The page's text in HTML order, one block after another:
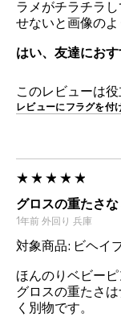
ラメがチラチラ
せないと画像の
はい、友達にお
このレビューは
レビューにフラグを付
グロスの重たさな
1年前 外回り 兵庫
対象商品: ビヘイ
ほんのりベビー
グロスの重たさ
く別物です。